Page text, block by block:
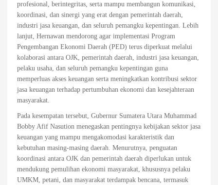
profesional, berintegritas, serta mampu membangun komunikasi,
koordinasi, dan sinergi yang erat dengan pemerintah daerah,
industri jasa keuangan, dan seluruh pemangku kepentingan. Lebih
lanjut, Hernawan mendorong agar implementasi Program
Pengembangan Ekonomi Daerah (PED) terus diperkuat melalui
kolaborasi antara OJK, pemerintah daerah, industri jasa keuangan,
pelaku usaha, dan seluruh pemangku kepentingan guna
memperluas akses keuangan serta meningkatkan kontribusi sektor
jasa keuangan terhadap pertumbuhan ekonomi dan kesejahteraan
masyarakat.
Pada kesempatan tersebut, Gubernur Sumatera Utara Muhammad
Bobby Afif Nasution menegaskan pentingnya kebijakan sektor jasa
keuangan yang mampu mengakomodasi karakteristik dan
kebutuhan masing-masing daerah. Menurutnya, penguatan
koordinasi antara OJK dan pemerintah daerah diperlukan untuk
mendukung pemulihan ekonomi masyarakat, khususnya pelaku
UMKM, petani, dan masyarakat terdampak bencana, termasuk